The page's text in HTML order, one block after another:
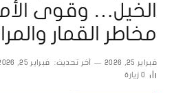
الخيل… وقوى
مخاطر القمار
فبراير 25, 2026 آخر تحديث: فبراير 25, 2026
0 زيارة